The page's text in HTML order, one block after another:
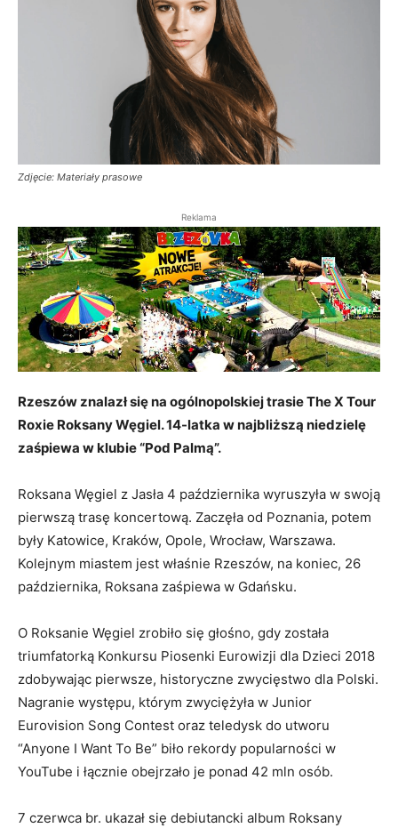
Zdjęcie: Materiały prasowe
Reklama
Rzeszów znalazł się na ogólnopolskiej trasie The X Tour
Roxie Roksany Węgiel. 14-latka w najbliższą niedzielę
zaśpiewa w klubie “Pod Palmą”.
Roksana Węgiel z Jasła 4 października wyruszyła w swoją
pierwszą trasę koncertową. Zaczęła od Poznania, potem
były Katowice, Kraków, Opole, Wrocław, Warszawa.
Kolejnym miastem jest właśnie Rzeszów, na koniec, 26
października, Roksana zaśpiewa w Gdańsku.
O Roksanie Węgiel zrobiło się głośno, gdy została
triumfatorką Konkursu Piosenki Eurowizji dla Dzieci 2018
zdobywając pierwsze, historyczne zwycięstwo dla Polski.
Nagranie występu, którym zwyciężyła w Junior
Eurovision Song Contest oraz teledysk do utworu
“Anyone I Want To Be” biło rekordy popularności w
YouTube i łącznie obejrzało je ponad 42 mln osób.
7 czerwca br. ukazał się debiutancki album Roksany